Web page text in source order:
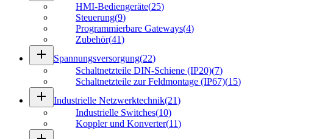
HMI-Bediengeräte(25)
Steuerung(9)
Programmierbare Gateways(4)
Zubehör(41)
add Spannungs­ver­sorgung(22)
Schaltnetzteile DIN-Schiene (IP20)(7)
Schaltnetzteile zur Feldmontage (IP67)(15)
add Industrielle Netzwerktechnik(21)
Industrielle Switches(10)
Koppler und Konverter(11)